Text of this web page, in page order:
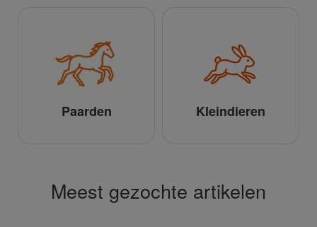
Paarden Kleindieren
Meest gezochte artikelen